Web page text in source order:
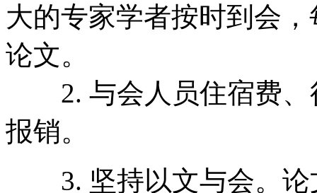
大的专家学者按时到会
论文。
2. 与会人员住宿费、
报销。
3. 坚持以文与会。论